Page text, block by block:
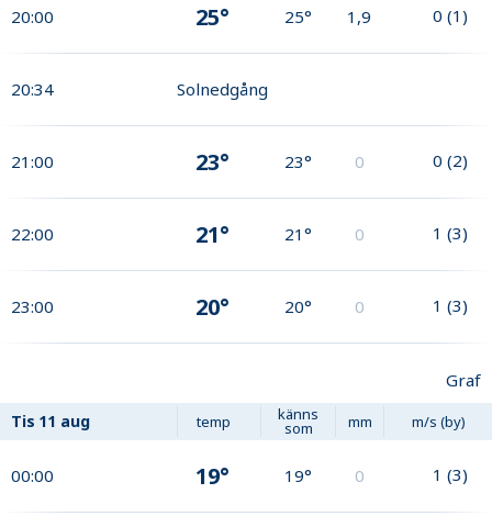
20:00 25° 25° 1,9 0 (1)
20:34 Solnedgång
21:00 23° 23° 0 0 (2)
22:00 21° 21° 0 1 (3)
23:00 20° 20° 0 1 (3)
Graf
Tis 11 aug temp känns
som mm m/s (by)
00:00 19° 19° 0 1 (3)